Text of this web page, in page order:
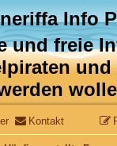
Info
und freie
und
Kontakt